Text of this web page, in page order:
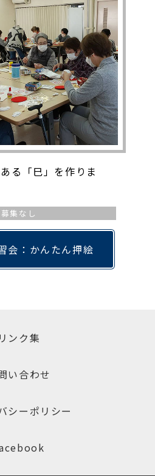
る「巳」を作りま
募集なし
会：かんたん押絵
リンク集
い合わせ
シーポリシー